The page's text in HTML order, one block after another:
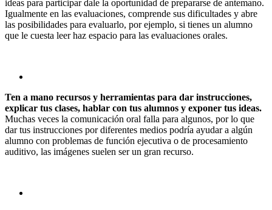
ideas para participar dale la oportunidad de prepararse de antemano.
Igualmente en las evaluaciones, comprende sus dificultades y abre
las posibilidades para evaluarlo, por ejemplo, si tienes un alumno
que le cuesta leer haz espacio para las evaluaciones orales.
Ten a mano recursos y herramientas para dar instrucciones,
explicar tus clases, hablar con tus alumnos y exponer tus ideas.
Muchas veces la comunicación oral falla para algunos, por lo que
dar tus instrucciones por diferentes medios podría ayudar a algún
alumno con problemas de función ejecutiva o de procesamiento
auditivo, las imágenes suelen ser un gran recurso.